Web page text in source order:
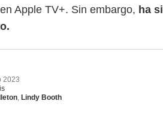
Apple TV+. Sin embargo, ha
2023
, Lindy Booth